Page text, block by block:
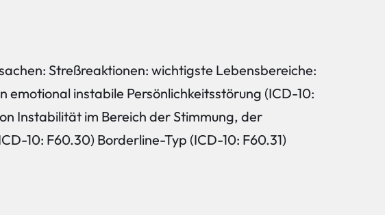
Streßreaktionen: wichtigste Lebensbereiche:
instabile Persönlichkeitsstörung (ICD-10:
Instabilität im Bereich der Stimmung, der
10: F60.30) Borderline-Typ (ICD-10: F60.31)